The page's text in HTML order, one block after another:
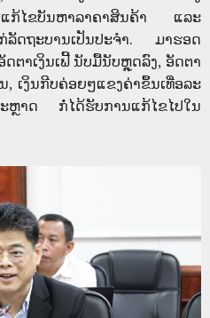
ແກ້ໄຂບັນຫາລາຄາສິນຄ້າ ແລະ
ລັດຖະບານເປັນປະຈຳ. ມາຮອດ
ຕາເງິນເຟີ້ ນັບມື້ນັບຫຼຸດລົງ, ອັດຕາ
ເງິນກີບຄ່ອຍໆແຂງຄ່າຂຶ້ນເທື່ອລະ
ຫຼາດ ກໍ່ໄດ້ຮັບການແກ້ໄຂໄປໃນ